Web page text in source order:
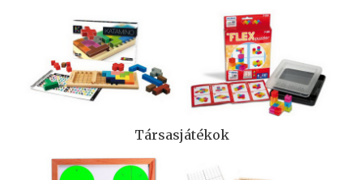
Társasjátékok